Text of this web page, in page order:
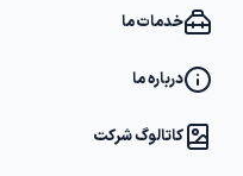
کتاب ها
فایل های دانلودی
خدمات ما
درباره ما
کاتالوگ شرکت